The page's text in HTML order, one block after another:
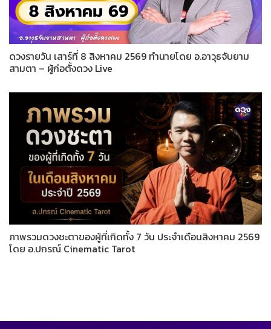
ดวงรายวัน เสาร์ที่ 8 สิงหาคม 2569 ทำนายโดย อ.อาวุธจับยาม
สามตา – ผู้ก่อตั้งดวง Live
ภาพรวมดวงชะตาของผู้ที่เกิดทั้ง 7 วัน ประจำเดือนสิงหาคม 2569
โดย อ.ปกรณ์ Cinematic Tarot